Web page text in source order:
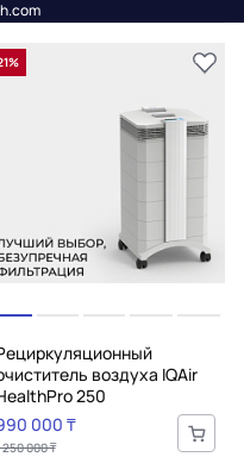
воздуха IQAir
250
000 ₸
250 000 ₸